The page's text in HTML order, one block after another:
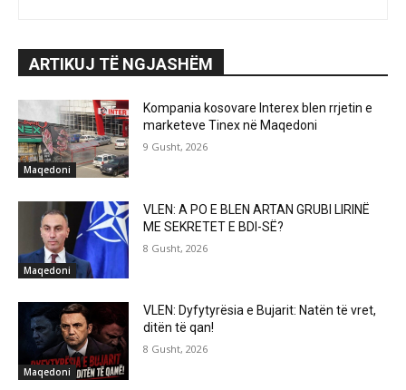
ARTIKUJ TË NGJASHËM
Maqedoni
Kompania kosovare Interex blen rrjetin e
marketeve Tinex në Maqedoni
9 Gusht, 2026
Maqedoni
VLEN: A PO E BLEN ARTAN GRUBI LIRINË
ME SEKRETET E BDI-SË?
8 Gusht, 2026
Maqedoni
VLEN: Dyfytyrësia e Bujarit: Natën të vret,
ditën të qan!
8 Gusht, 2026